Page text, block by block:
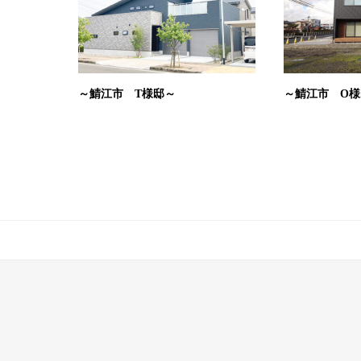
～鯖江市 T様邸～ ～鯖江市 O様